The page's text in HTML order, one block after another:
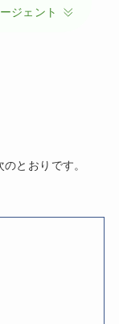
ジェント
とおりです。